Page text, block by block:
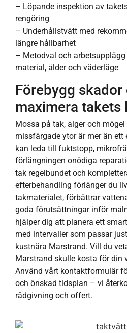
– Löpande inspektion av
rengöring
– Underhållstvätt med
längre hållbarhet
– Metodval och
material, ålder och väderläge
Förebygg skador
maximera takets
Mossa på tak, alger och
missfärgade ytor är mer än
kan leda till fuktstopp,
förlängningen onödiga
tak regelbundet och
efterbehandling förlänger du
takmaterialet, förbättrar
goda förutsättningar inför
hjälper dig att planera ett
med intervaller som passar
kustnära Marstrand. Vill du
Marstrand skulle kosta för din
Använd vårt kontaktformulär
och önskad tidsplan – vi
rådgivning och offert.